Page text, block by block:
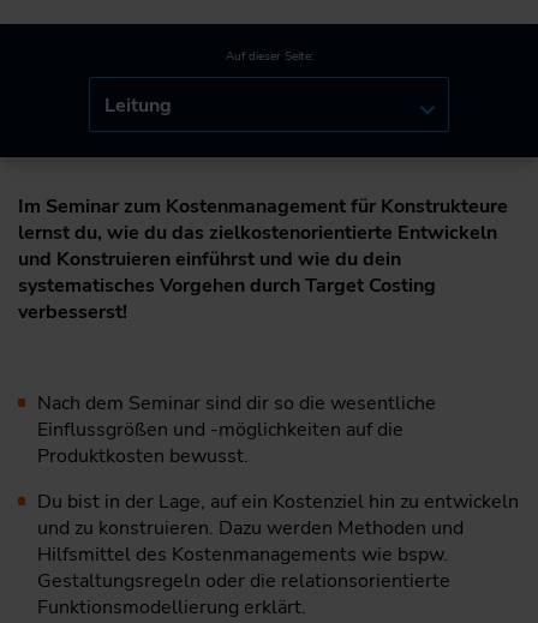
Auf dieser Seite:
Leitung
Im Seminar zum Kostenmanagement für Konstrukteure
lernst du, wie du das zielkostenorientierte Entwickeln
und Konstruieren einführst und wie du dein
systematisches Vorgehen durch Target Costing
verbesserst!
Nach dem Seminar sind dir so die wesentliche
Einflussgrößen und -möglichkeiten auf die
Produktkosten bewusst.
Du bist in der Lage, auf ein Kostenziel hin zu entwickeln
und zu konstruieren. Dazu werden Methoden und
Hilfsmittel des Kostenmanagements wie bspw.
Gestaltungsregeln oder die relationsorientierte
Funktionsmodellierung erklärt.